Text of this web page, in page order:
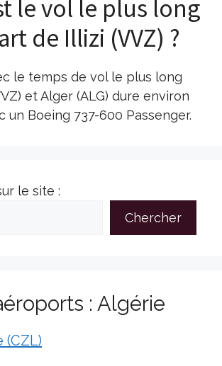
le vol le plus long
de Illizi (VVZ) ?
le temps de vol le plus long
et Alger (ALG) dure environ
un Boeing 737-600 Passenger.
le site :
Chercher
: Algérie
(CZL)